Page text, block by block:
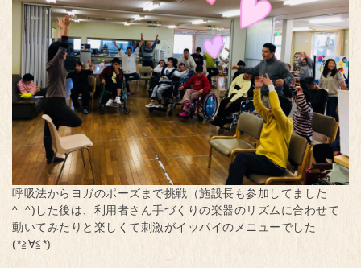
呼吸法からヨガのポーズまで挑戦（施設長も参加してました
^_^)した後は、利用者さん手づくりの楽器のリズムに合わせて
動いてみたりと楽しくて刺激がイッパイのメニューでした
(*≧∀≦*)